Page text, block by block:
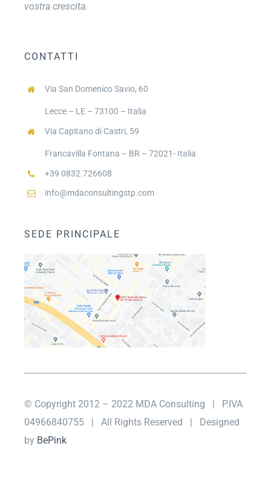
vostra crescita.
CONTATTI
Via San Domenico Savio, 60
Lecce – LE – 73100 – Italia
Via Capitano di Castri, 59
Francavilla Fontana – BR – 72021- Italia
+39 0832.726608
info@mdaconsultingstp.com
SEDE PRINCIPALE
© Copyright 2012 – 2022 MDA Consulting | P.IVA
04966840755 | All Rights Reserved | Designed
by BePink